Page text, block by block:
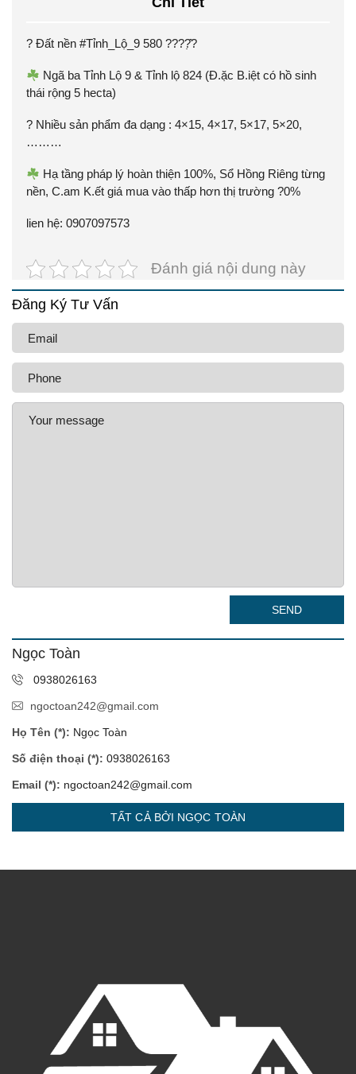
? Đất nền #Tỉnh_Lộ_9 580 ????̣̂?
Ngã ba Tỉnh Lộ 9 & Tỉnh lộ 824 (Đ.ặc B.iệt có hồ sinh
thái rộng 5 hecta)
? Nhiều sản phẩm đa dạng : 4×15, 4×17, 5×17, 5×20,
………
Hạ tầng pháp lý hoàn thiện 100%, Sổ Hồng Riêng từng
nền, C.am K.ết giá mua vào thấp hơn thị trường ?0%
lien hệ: 0907097573
Đánh giá nội dung này
Đăng Ký Tư Vấn
SEND
Ngọc Toàn
0938026163
ngoctoan242@gmail.com
Họ Tên (*): Ngọc Toàn
Số điện thoại (*): 0938026163
Email (*): ngoctoan242@gmail.com
TẤT CẢ BỞI NGỌC TOÀN